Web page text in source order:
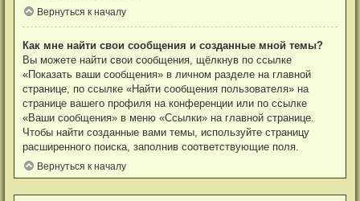
Вернуться к началу
Как мне найти свои сообщения и созданные мной темы?
Вы можете найти свои сообщения, щёлкнув по ссылке
«Показать ваши сообщения» в личном разделе на главной
странице, по ссылке «Найти сообщения пользователя» на
странице вашего профиля на конференции или по ссылке
«Ваши сообщения» в меню «Ссылки» на главной странице.
Чтобы найти созданные вами темы, используйте страницу
расширенного поиска, заполнив соответствующие поля.
Вернуться к началу